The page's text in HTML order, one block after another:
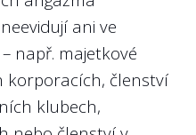
ve:
a.s.
ani ve
např. majetkové
korporacích, členství
klubech,